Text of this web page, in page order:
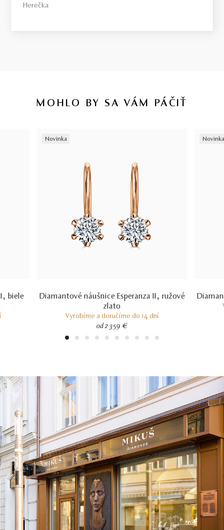
Herečka
MOHLO BY SA VÁM PÁČIŤ
biele
Novinka
Diamantové náušnice Esperanza II., ružové
zlato
Vyrobíme a doručíme do 14 dní
od 2 359 €
Novinka
1 2 3 4 5 6 7 8 9 10